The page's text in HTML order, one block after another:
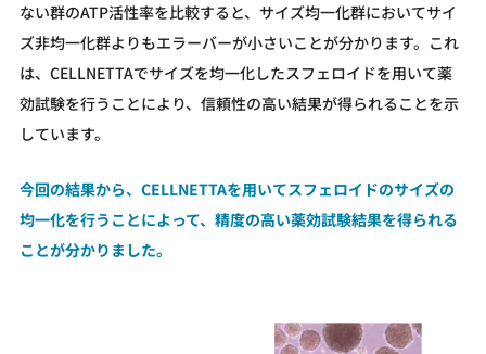
ない群のATP活性率を比較すると、サイズ均一化群においてサイ
ズ非均一化群よりもエラーバーが小さいことが分かります。これ
は、CELLNETTAでサイズを均一化したスフェロイドを用いて薬
効試験を行うことにより、信頼性の高い結果が得られることを示
しています。
今回の結果から、CELLNETTAを用いてスフェロイドのサイズの
均一化を行うことによって、精度の高い薬効試験結果を得られる
ことが分かりました。